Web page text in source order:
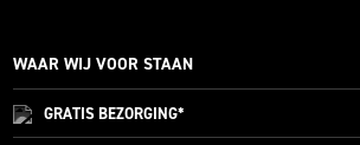
WAAR WIJ VOOR STAAN
GRATISBEZORGING*